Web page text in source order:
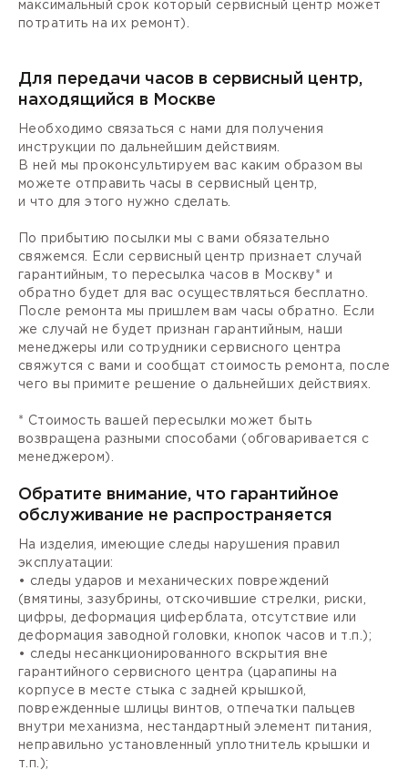
максимальный срок который сервисный центр может
потратить на их ремонт).
Для передачи часов в сервисный центр,
находящийся в Москве
Необходимо связаться с нами для получения
инструкции по дальнейшим действиям.
В ней мы проконсультируем вас каким образом вы
можете отправить часы в сервисный центр,
и что для этого нужно сделать.
По прибытию посылки мы с вами обязательно
свяжемся. Если сервисный центр признает случай
гарантийным, то пересылка часов в Москву* и
обратно будет для вас осуществляться бесплатно.
После ремонта мы пришлем вам часы обратно. Если
же случай не будет признан гарантийным, наши
менеджеры или сотрудники сервисного центра
свяжутся с вами и сообщат стоимость ремонта, после
чего вы примите решение о дальнейших действиях.
* Стоимость вашей пересылки может быть
возвращена разными способами (обговаривается с
менеджером).
Обратите внимание, что гарантийное
обслуживание не распространяется
На изделия, имеющие следы нарушения правил
эксплуатации:
• следы ударов и механических повреждений
(вмятины, зазубрины, отскочившие стрелки, риски,
цифры, деформация циферблата, отсутствие или
деформация заводной головки, кнопок часов и т.п.);
• следы несанкционированного вскрытия вне
гарантийного сервисного центра (царапины на
корпусе в месте стыка с задней крышкой,
поврежденные шлицы винтов, отпечатки пальцев
внутри механизма, нестандартный элемент питания,
неправильно установленный уплотнитель крышки и
т.п.);